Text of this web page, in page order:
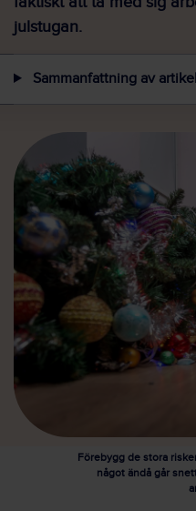
julstugan.
Sammanfattning av
Förebygg de stora
något ändå går